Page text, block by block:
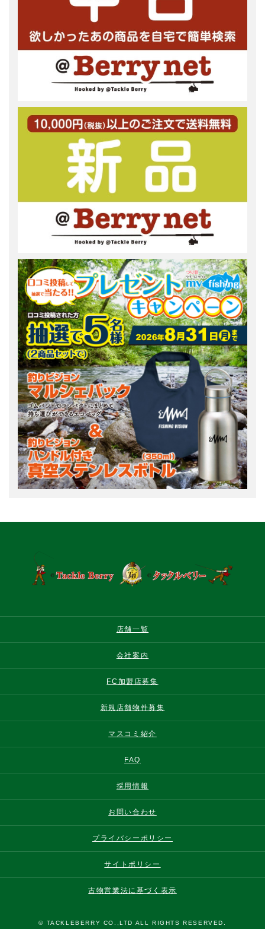
店舗一覧
会社案内
FC加盟店募集
新規店舗物件募集
マスコミ紹介
FAQ
採用情報
お問い合わせ
プライバシーポリシー
サイトポリシー
古物営業法に基づく表示
© TACKLEBERRY CO.,LTD ALL RIGHTS RESERVED.